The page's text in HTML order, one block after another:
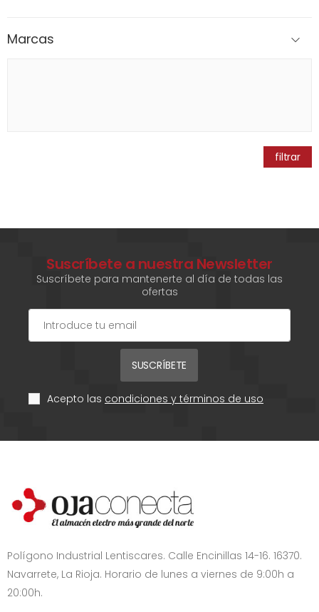
Marcas
filtrar
Suscríbete a nuestra Newsletter
Suscríbete para mantenerte al día de todas las
ofertas
SUSCRÍBETE
Acepto las condiciones y términos de uso
Polígono Industrial Lentiscares. Calle Encinillas 14-16. 16370.
Navarrete, La Rioja. Horario de lunes a viernes de 9:00h a
20:00h.